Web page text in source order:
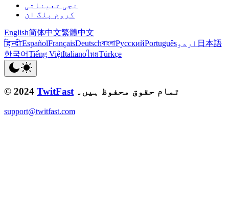
نجی تعیناتی
کروم پلگ ان
English简体中文繁體中文
हिन्दीEspañolFrançaisDeutschবাংলাРусскийPortuguêsاردو 日本語
한국어Tiếng ViệtItalianoไทยTürkçe
© 2024 TwitFast تمام حقوق محفوظ ہیں۔
support@twitfast.com